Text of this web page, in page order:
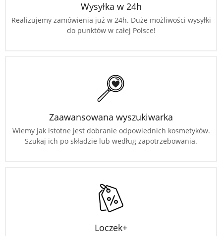
Wysyłka w 24h
Realizujemy zamówienia już w 24h. Duże możliwości wysyłki
do punktów w całej Polsce!
Zaawansowana wyszukiwarka
Wiemy jak istotne jest dobranie odpowiednich kosmetyków.
Szukaj ich po składzie lub według zapotrzebowania.
Loczek+